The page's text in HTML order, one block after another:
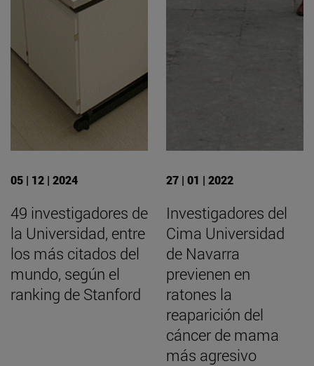
05 | 12 | 2024
49 investigadores de
la Universidad, entre
los más citados del
mundo, según el
ranking de Stanford
27 | 01 | 2022
Investigadores del
Cima Universidad
de Navarra
previenen en
ratones la
reaparición del
cáncer de mama
más agresivo